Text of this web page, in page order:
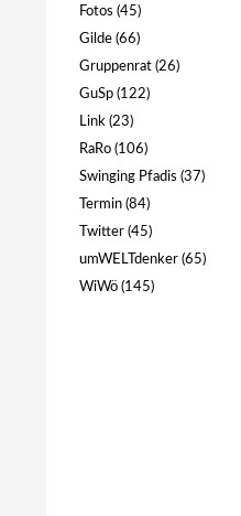
Fotos (45)
Gilde (66)
Gruppenrat (26)
GuSp (122)
Link (23)
RaRo (106)
Swinging Pfadis (37)
Termin (84)
Twitter (45)
umWELTdenker (65)
WiWö (145)